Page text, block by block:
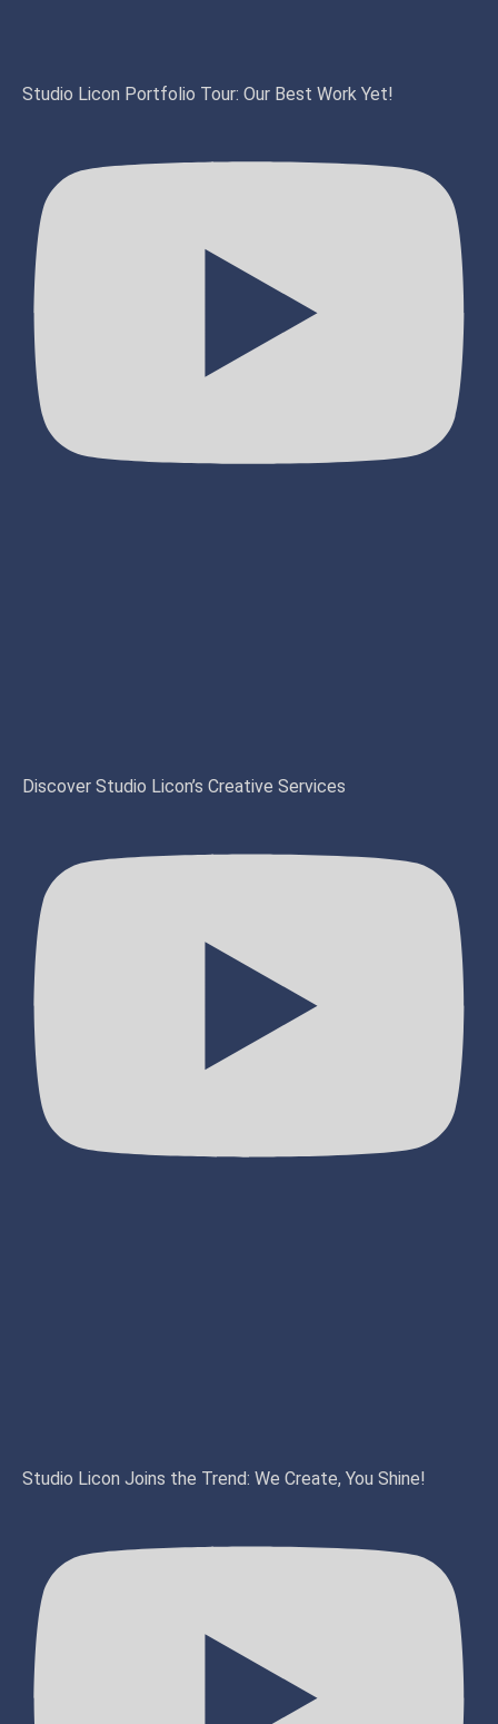
Studio Licon Portfolio Tour: Our Best Work Yet!
Discover Studio Licon’s Creative Services
Studio Licon Joins the Trend: We Create, You Shine!